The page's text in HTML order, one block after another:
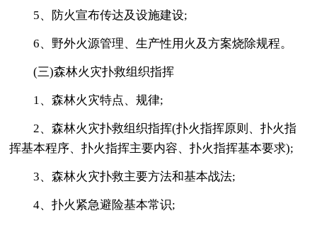
5、防火宣布传达及设施建设;
6、野外火源管理、生产性用火及方案烧除规程。
(三)森林火灾扑救组织指挥
1、森林火灾特点、规律;
2、森林火灾扑救组织指挥(扑火指挥原则、扑火指
挥基本程序、扑火指挥主要内容、扑火指挥基本要求);
3、森林火灾扑救主要方法和基本战法;
4、扑火紧急避险基本常识;